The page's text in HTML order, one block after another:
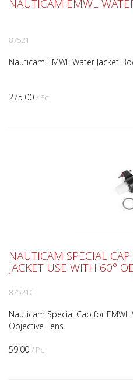
275.00 / Pc.
NAUTICAM EMWL
87521
Nauticam EMWL Water Jacket
59.00 / Pc.
NAUTICAM SPECIAL
JACKET USE WITH 60°
87521C
Nauticam Special Cap for EMWL
Objective Lens